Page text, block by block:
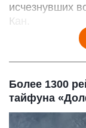
исчезнувших
Кан.
Более 1300
тайфуна